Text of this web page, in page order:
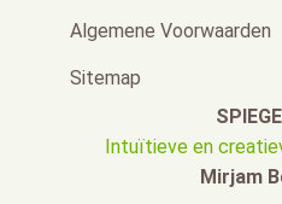
Algemene Voorwaarden
Sitemap
Intuïtieve en
Mirjam